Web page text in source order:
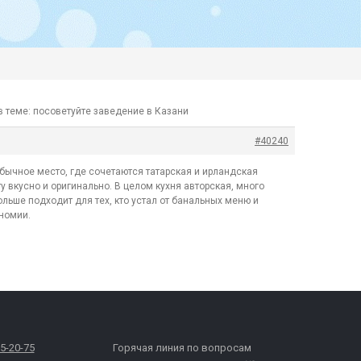
теме: посоветуйте заведение в Казани
#40240
место, где сочетаются татарская и ирландская
и оригинально. В целом кухня авторская, много
подходит для тех, кто устал от банальных меню и
20-75
Горячая линия по вопросам